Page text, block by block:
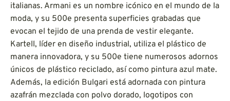
italianas. Armani es un nombre icónico en el mundo de la
moda, y su 500e presenta superficies grabadas que
evocan el tejido de una prenda de vestir elegante.
Kartell, líder en diseño industrial, utiliza el plástico de
manera innovadora, y su 500e tiene numerosos adornos
únicos de plástico reciclado, así como pintura azul mate.
Además, la edición Bulgari está adornada con pintura
azafrán mezclada con polvo dorado, logotipos con